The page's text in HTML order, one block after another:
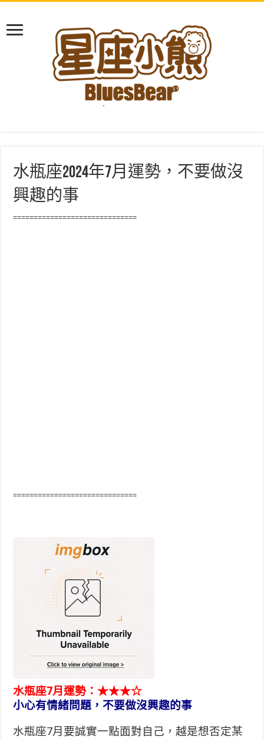
水瓶座2024年7月運勢，不要做沒
興趣的事
==============================
==============================
水瓶座7月運勢：★★★☆
小心有情緒問題，不要做沒興趣的事
水瓶座7月要誠實一點面對自己，越是想否定某